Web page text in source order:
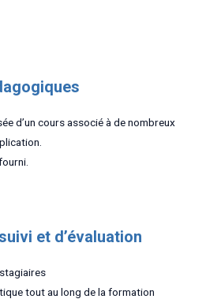
d’un cours associé à de nombreux
et d’évaluation
tout au long de la formation